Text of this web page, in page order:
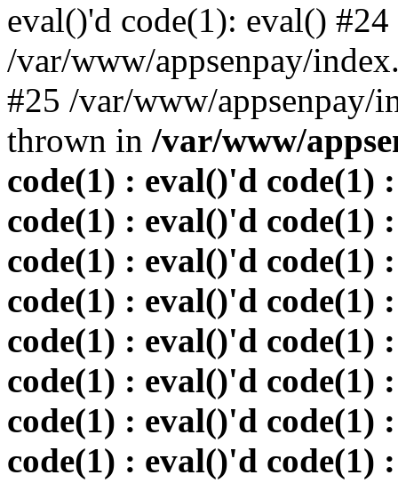
eval()'d code(1): eval() #24
/var/www/appsenpay/
#25 /var/www/
thrown in /var/www/
code(1) : eval()'d code(1)
code(1) : eval()'d code(1)
code(1) : eval()'d code(1)
code(1) : eval()'d code(1)
code(1) : eval()'d code(1)
code(1) : eval()'d code(1)
code(1) : eval()'d code(1)
code(1) : eval()'d code(1)